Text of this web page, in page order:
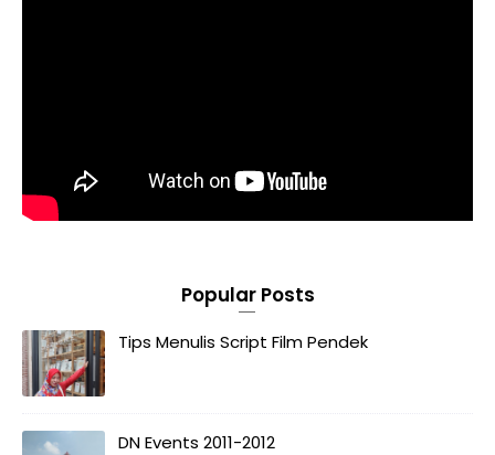
Popular Posts
Tips Menulis Script Film Pendek
DN Events 2011-2012